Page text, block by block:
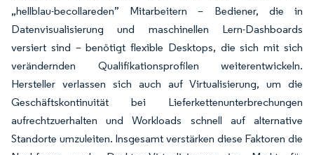
„hellblau-becollareden” Mitarbeitern – Bediener, die in
Datenvisualisierung und maschinellen Lern-Dashboards
versiert sind – benötigt flexible Desktops, die sich mit sich
verändernden Qualifikationsprofilen weiterentwickeln.
Hersteller verlassen sich auch auf Virtualisierung, um die
Geschäftskontinuität bei Lieferkettenunterbrechungen
aufrechtzuerhalten und Workloads schnell auf alternative
Standorte umzuleiten. Insgesamt verstärken diese Faktoren die